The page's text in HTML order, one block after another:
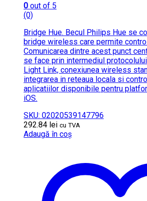
0 out of 5
(0)
Bridge Hue. Becul Philips Hue se
bridge wireless care permite
Comunicarea dintre acest punct
se face prin intermediul
Light Link, conexiunea wireless
integrarea in reteaua locala si
aplicatiilor disponibile pentru
iOS.
SKU: 02020539147796
292.84 lei cu TVA
Adaugă în coș